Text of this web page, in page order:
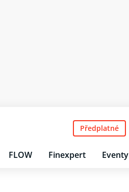
FLOW Finexpert Eventy
Předplatné